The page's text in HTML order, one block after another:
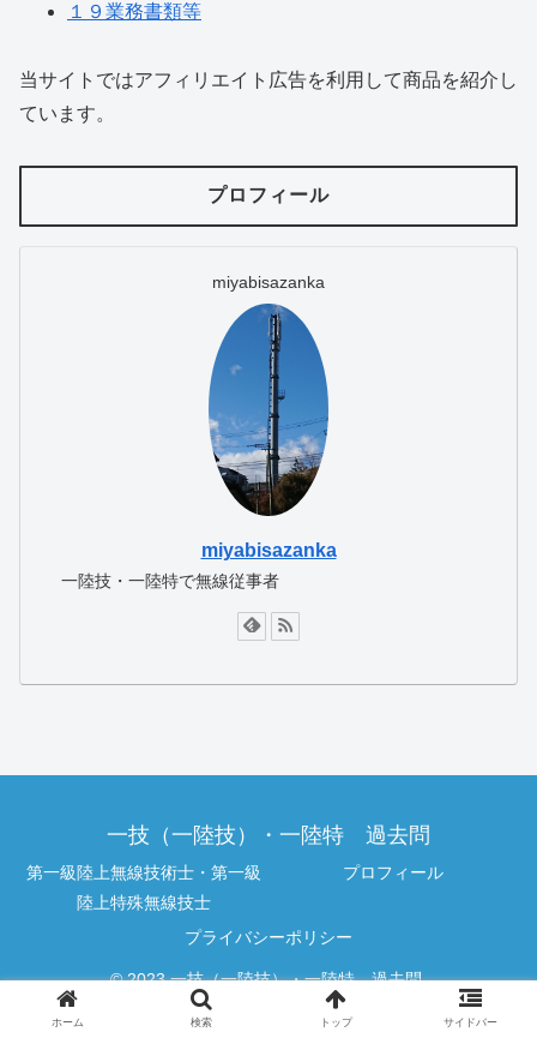
１９業務書類等
当サイトではアフィリエイト広告を利用して商品を紹介し
ています。
プロフィール
miyabisazanka
miyabisazanka
一陸技・一陸特で無線従事者
一技（一陸技）・一陸特 過去問
第一級陸上無線技術士・第一級
陸上特殊無線技士
プロフィール
プライバシーポリシー
© 2023 一技（一陸技）・一陸特 過去問.
ホーム 検索 トップ サイドバー